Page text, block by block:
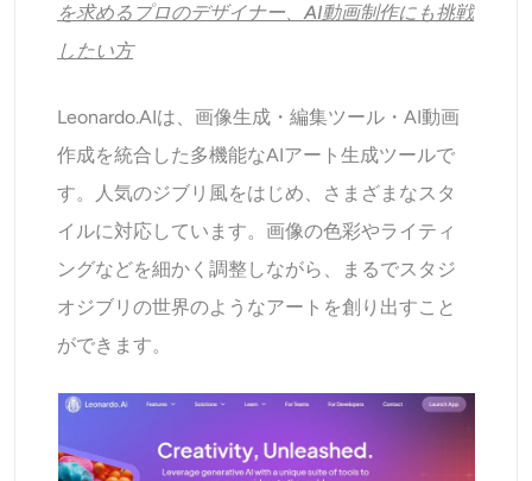
を求めるプロのデザイナー、AI動画制作にも挑戦
したい方
Leonardo.AIは、画像生成・編集ツール・AI動画
作成を統合した多機能なAIアート生成ツールで
す。人気のジブリ風をはじめ、さまざまなスタ
イルに対応しています。画像の色彩やライティ
ングなどを細かく調整しながら、まるでスタジ
オジブリの世界のようなアートを創り出すこと
ができます。